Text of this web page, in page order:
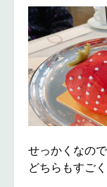
せっかくなの
どちらもすご